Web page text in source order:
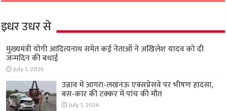
इधर उधर से
मुख्यमंत्री योगी आदित्यनाथ समेत कई नेताओं ने अखिलेश यादव को दी
जन्मदिन की बधाई
July 1, 2026
उन्नाव में आगरा-लखनऊ एक्सप्रेसवे पर भीषण हादसा,
बस-कार की टक्कर में पांच की मौत
July 1, 2026